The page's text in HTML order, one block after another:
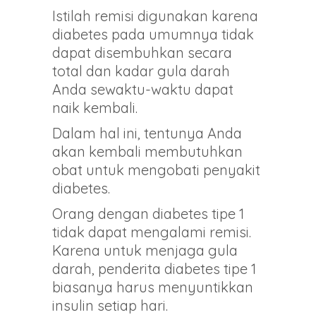
Istilah remisi digunakan karena
diabetes pada umumnya tidak
dapat disembuhkan secara
total dan kadar gula darah
Anda sewaktu-waktu dapat
naik kembali.
Dalam hal ini, tentunya Anda
akan kembali membutuhkan
obat untuk mengobati penyakit
diabetes.
Orang dengan diabetes tipe 1
tidak dapat mengalami remisi.
Karena untuk menjaga gula
darah, penderita diabetes tipe 1
biasanya harus menyuntikkan
insulin setiap hari.